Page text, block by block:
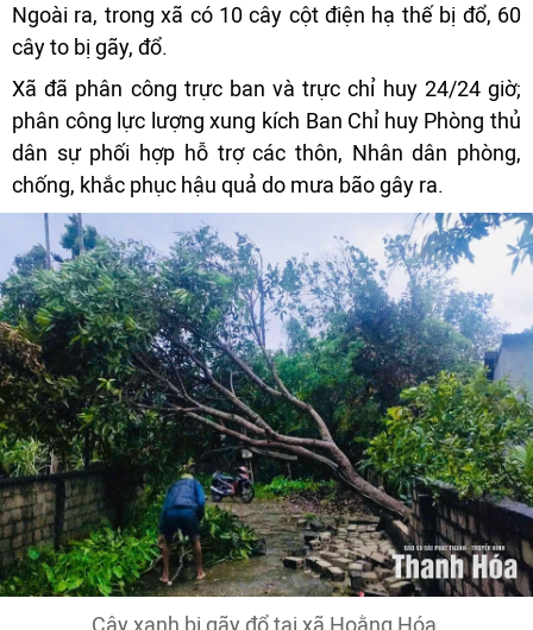
Ngoài ra, trong xã có 10 cây cột điện hạ thế bị đổ, 60
cây to bị gãy, đổ.
Xã đã phân công trực ban và trực chỉ huy 24/24 giờ;
phân công lực lượng xung kích Ban Chỉ huy Phòng thủ
dân sự phối hợp hỗ trợ các thôn, Nhân dân phòng,
chống, khắc phục hậu quả do mưa bão gây ra.
Cây xanh bị gãy đổ tại xã Hoằng Hóa.